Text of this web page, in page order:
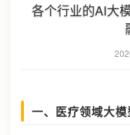
各个行业的AI大
一、医疗领域大模